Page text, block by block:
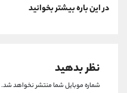
در این باره بیشتر بخوانید
نظر بدهید
شماره موبایل شما منتشر نخواهد شد.